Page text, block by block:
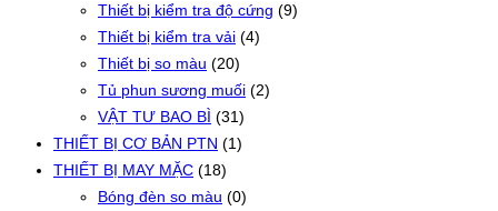
Thiết bị kiểm tra độ cứng (9)
Thiết bị kiểm tra vải (4)
Thiết bị so màu (20)
Tủ phun sương muối (2)
VẬT TƯ BAO BÌ (31)
THIẾT BỊ CƠ BẢN PTN (1)
THIẾT BỊ MAY MẶC (18)
Bóng đèn so màu (0)